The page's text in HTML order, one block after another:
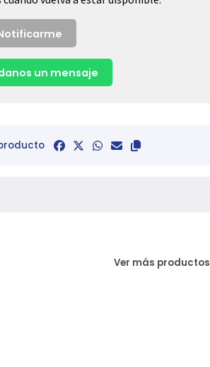
un mensaje
Ver más productos